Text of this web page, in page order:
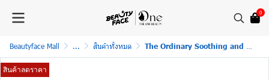
0
Beautyface Mall ... สินค้าทั้งหมด The Ordinary Soothing and Barrier Support Serum
สินค้าลดราคา